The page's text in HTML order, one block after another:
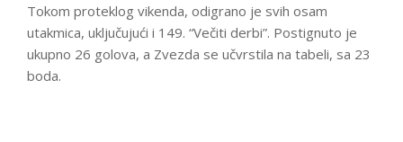
Tokom proteklog vikenda, odigrano je svih osam
utakmica, uključujući i 149. “Večiti derbi”. Postignuto je
ukupno 26 golova, a Zvezda se učvrstila na tabeli, sa 23
boda.